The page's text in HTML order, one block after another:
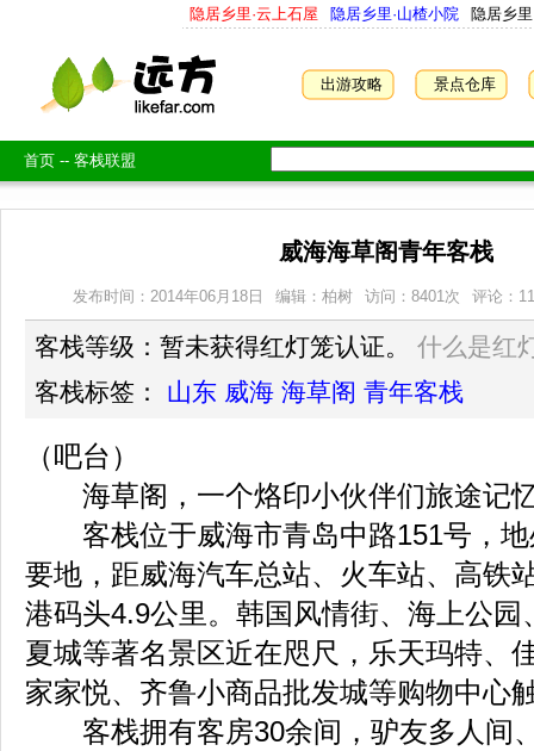
隐居乡里·云上石屋 隐居乡里·山楂小院 隐居乡
出游攻略 景点仓库
首页 -- 客栈联盟
威海海草阁青年客栈
发布时间：2014年06月18日 编辑：柏树 访问： 8401次 评论：
客栈等级：暂未获得红灯笼认证。 什么是红
客栈标签： 山东 威海 海草阁 青年客栈
（吧台）
海草阁，一个烙印小伙伴们旅途记
客栈位于威海市青岛中路151号，地
要地，距威海汽车总站、火车站、高铁
港码头4.9公里。韩国风情街、海上公园
夏城等著名景区近在咫尺，乐天玛特、
家家悦、齐鲁小商品批发城等购物中心
客栈拥有客房30余间，驴友多人间